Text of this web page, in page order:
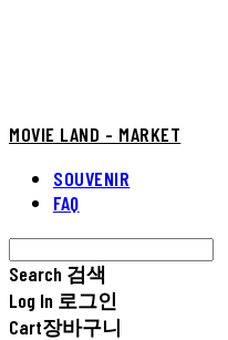
MOVIE LAND - MARKET
SOUVENIR
FAQ
Search 검색
Log In 로그인
Cart장바구니